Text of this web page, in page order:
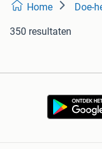
Home Doe-
350 resultaten